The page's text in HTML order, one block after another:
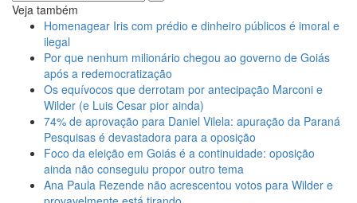
Veja também
Homenagear Iris com prédio e dinheiro públicos é imoral e
ilegal
Por que nenhum milionário chegou ao governo de Goiás
após a redemocratização
Os equívocos que derrotam por antecipação Marconi e
Wilder (e Luis Cesar pior ainda)
74% de aprovação para Daniel Vilela: apuração da Paraná
Pesquisas é devastadora para a oposição
Foco da eleição em Goiás é a continuidade: oposição
ainda não conseguiu propor outro tema
Ana Paula Rezende não acrescentou votos para Wilder e